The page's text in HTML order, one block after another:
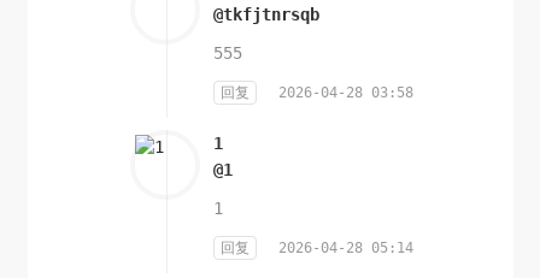
@tkfjtnrsqb
555
回复 2026-04-28 03:58
1
@1
1
回复 2026-04-28 05:14